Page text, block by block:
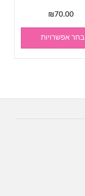
₪70.00
בחר אפשרויות